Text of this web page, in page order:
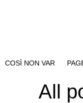
COSÌ NON VAR
All